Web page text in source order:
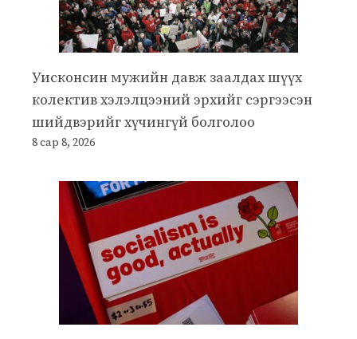
Уисконсин мужийн давж заалдах шүүх
колектив хэлэлцээний эрхийг сэргээсэн
шийдвэрийг хүчингүй болголоо
8 сар 8, 2026